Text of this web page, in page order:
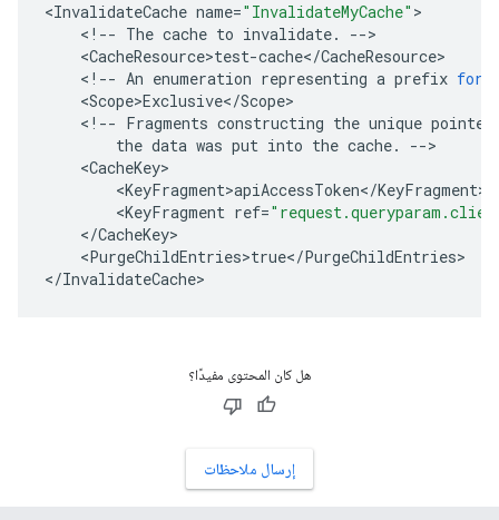
<InvalidateCache name="InvalidateMyCache"
< !-- The cache to invalidate. --
<CacheResource>test-cache</CacheResource
< !-- An enumeration representing a prefix for
<Scope>Exclusive</Scope
< !-- Fragments constructing the unique pointer
the data was put into the cache. --
<CacheKey
<KeyFragment>apiAccessToken</KeyFragment
<KeyFragment ref=
</CacheKey
<PurgeChildEntries>true</PurgeChildEntries>
</InvalidateCache>
هل كان المحتوى مفيدًا؟
إرسال ملاحظات